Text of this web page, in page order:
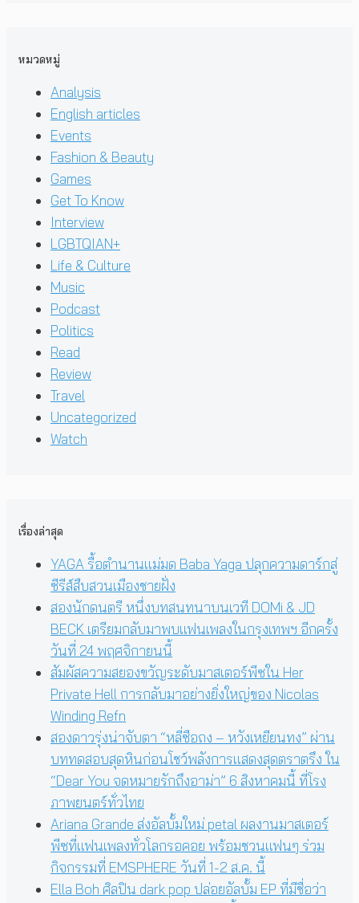
หมวดหมู่
Analysis
English articles
Events
Fashion & Beauty
Games
Get To Know
Interview
LGBTQIAN+
Life & Culture
Music
Podcast
Politics
Read
Review
Travel
Uncategorized
Watch
เรื่องล่าสุด
YAGA รื้อตำนานแม่มด Baba Yaga ปลุกความดาร์กสู่
ซีรีส์สืบสวนเมืองชายฝั่ง
สองนักดนตรี หนึ่งบทสนทนาบนเวที DOMi & JD
BECK เตรียมกลับมาพบแฟนเพลงในกรุงเทพฯ อีกครั้ง
วันที่ 24 พฤศจิกายนนี้
สัมผัสความสยองขวัญระดับมาสเตอร์พีซใน Her
Private Hell การกลับมาอย่างยิ่งใหญ่ของ Nicolas
Winding Refn
สองดาวรุ่งน่าจับตา “หลี่ซือถง – หวังเหยียนทง” ผ่าน
บททดสอบสุดหินก่อนโชว์พลังการแสดงสุดตราตรึง ใน
“Dear You จดหมายรักถึงอาม่า” 6 สิงหาคมนี้ ที่โรง
ภาพยนตร์ทั่วไทย
Ariana Grande ส่งอัลบั้มใหม่ petal ผลงานมาสเตอร์
พีซที่แฟนเพลงทั่วโลกรอคอย พร้อมชวนแฟนๆ ร่วม
กิจกรรมที่ EMSPHERE วันที่ 1-2 ส.ค. นี้
Ella Boh ศิลปิน dark pop ปล่อยอัลบั้ม EP ที่มีชื่อว่า